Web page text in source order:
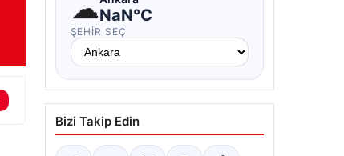
☁NaN°C
ŞEHIR SEÇ
Bizi Takip Edin